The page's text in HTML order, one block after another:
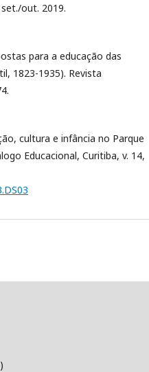
out. 2019.
para a educação das
1823-1935). Revista
cultura e infância no Parque
Educacional, Curitiba, v. 14,